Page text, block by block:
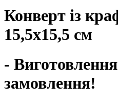
Конверт із
15,5х15,5 см
-
замовлення!